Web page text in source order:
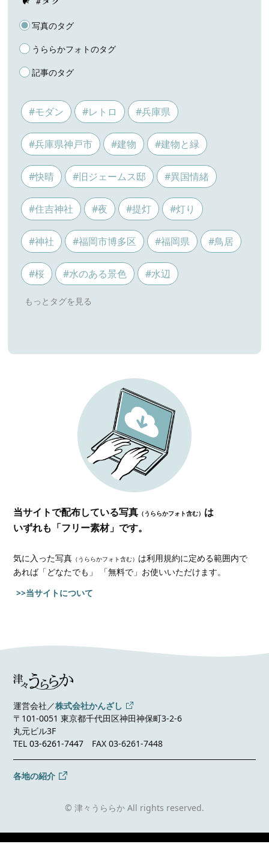
写真のタグ
うららかフォトのタグ
記事のタグ
#モダン #レトロ #兵庫県
#兵庫県神戸市 #建物 #建物と緑
#快晴 #旧ジェームス邸 #異国情緒
#住吉神社 #夜 #提灯 #灯り
#神社 #福岡市博多区 #福岡県 #鳥居
#桜 #水のある景色 #水辺
当サイトで配布している写真 （うららかフォト含む） は
いずれも「フリー素材」です。
気に入った写真 （うららかフォト含む） は利用規約に定める範囲内で
あれば「どなたでも」 「無料で」お使いいただけます。
>>当サイトについて
運営会社／株式会社かんざし
〒101-0051 東京都千代田区神田神保町3-2-6
丸元ビル3F
TEL03-6261-7447 FAX 03-6261-7448
各地の紹介
© 津々うららか All rights reserved.